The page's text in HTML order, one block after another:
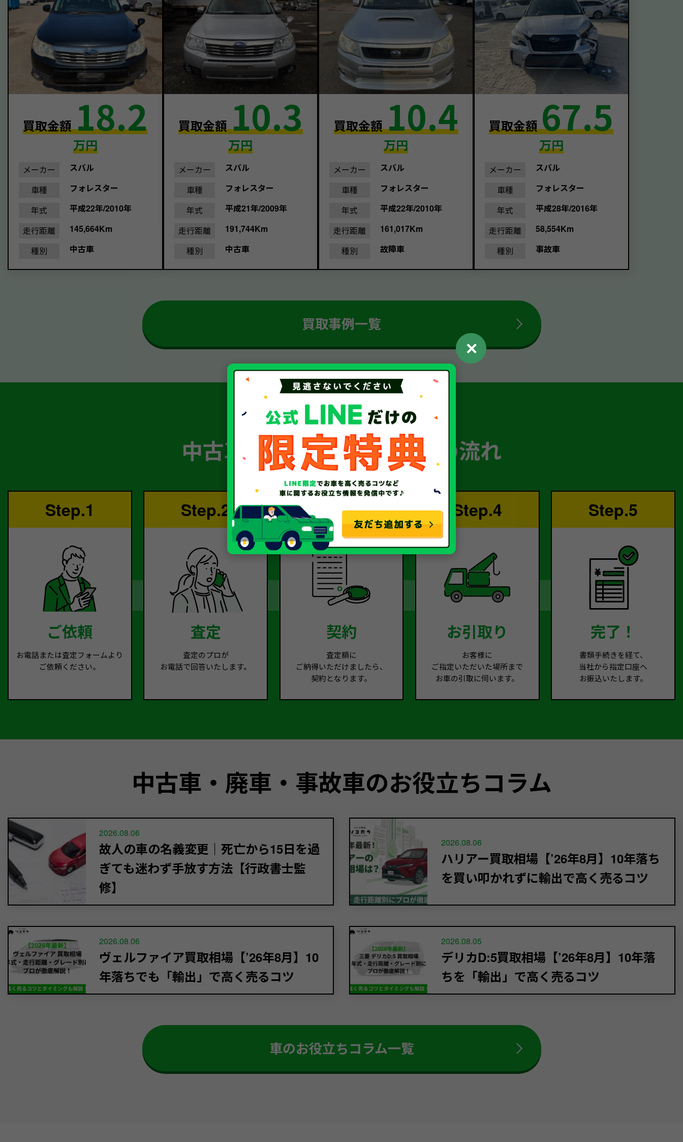
買取金額18.2
万円
メーカー
スバル
車種
フォレスター
年式
平成22年/2010年
走行距離
145,664Km
種別
中古車
買取金額10.3
万円
メーカー
スバル
車種
フォレスター
年式
平成21年/2009年
走行距離
191,744Km
種別
中古車
買取金額10.4
万円
メーカー
スバル
車種
フォレスター
年式
平成22年/2010年
走行距離
161,017Km
種別
故障車
買取金額67.5
万円
メーカー
スバル
車種
フォレスター
年式
平成28年/2016年
走行距離
58,554Km
種別
事故車
買取事例一覧
簡単 5ステップ！
中古車・廃車・事故車買取の流れ
Step.1
ご依頼
お電話または査定フォームより
ご依頼ください。
Step.2
査定
査定のプロが
お電話で回答いたします。
Step.3
契約
査定額に
ご納得いただけましたら、
契約となります。
Step.4
お引取り
お客様に
ご指定いただいた場所まで
お車の引取に伺います。
Step.5
完了！
書類手続きを経て、
当社から指定口座へ
お振込いたします。
中古車・廃車・事故車のお役立ちコラム
2026.08.06
故人の車の名義変更｜死亡から15日を過
ぎても迷わず手放す方法【行政書士監
修】
2026.08.06
ハリアー買取相場【’26年8月】10年落ち
を買い叩かれずに輸出で高く売るコツ
2026.08.06
ヴェルファイア買取相場【’26年8月】10
年落ちでも「輸出」で高く売るコツ
2026.08.05
デリカD:5買取相場【’26年8月】10年落
ちを「輸出」で高く売るコツ
車のお役立ちコラム一覧
✕